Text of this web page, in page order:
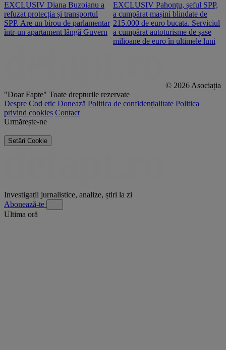
EXCLUSIV Diana Buzoianu a
refuzat protecția și transportul
SPP. Are un birou de parlamentar
într-un apartament lângă Guvern
EXCLUSIV Pahonțu, șeful SPP,
a cumpărat mașini blindate de
215.000 de euro bucata. Serviciul
a cumpărat autoturisme de șase
milioane de euro în ultimele luni
© 2026 Asociația
"Doar Fapte" Toate drepturile rezervate
Despre Cod etic Donează Politica de confidențialitate Politica
privind cookies Contact
Urmărește-ne
Setări Cookie
Investigații jurnalistice, analize, știri la zi
Abonează-te
Ultima oră